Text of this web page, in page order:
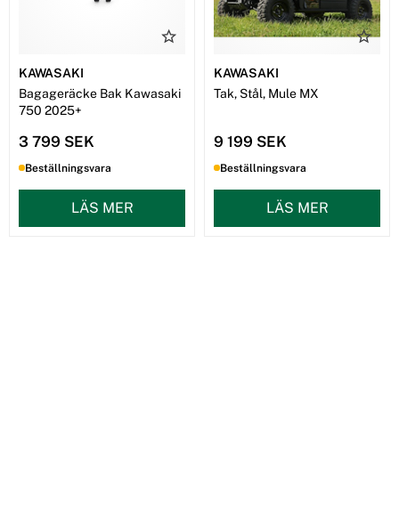
KAWASAKI
Bagageräcke Bak Kawasaki
750 2025+
3 799 SEK
Beställningsvara
LÄS MER
KAWASAKI
Tak, Stål, Mule MX
9 199 SEK
Beställningsvara
LÄS MER